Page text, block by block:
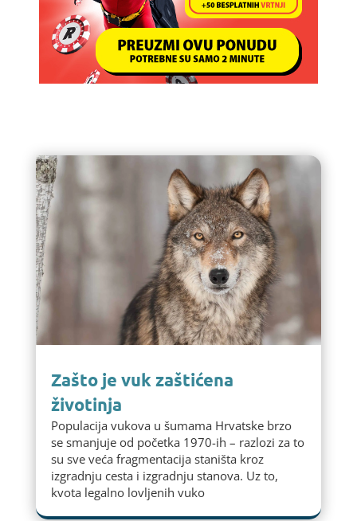
Zašto je vuk zaštićena
životinja
Populacija vukova u šumama Hrvatske brzo
se smanjuje od početka 1970-ih – razlozi za to
su sve veća fragmentacija staništa kroz
izgradnju cesta i izgradnju stanova. Uz to,
kvota legalno lovljenih vuko